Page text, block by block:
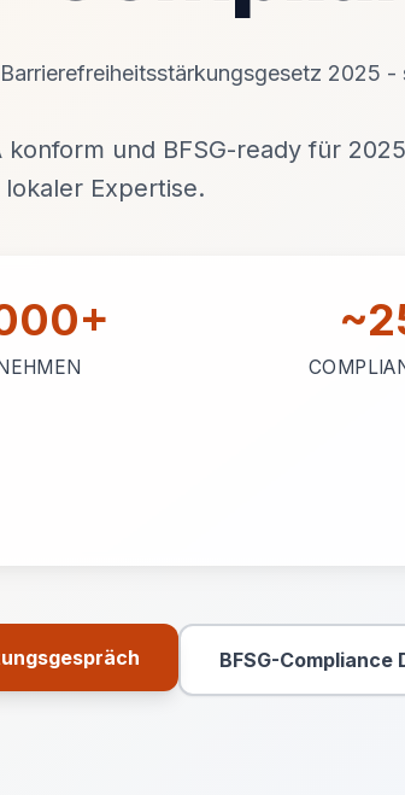
2025
konform und BFSG-ready für
Expertise.
Aktion BFSG-Compliance